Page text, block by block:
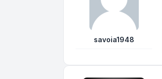
savoia1948